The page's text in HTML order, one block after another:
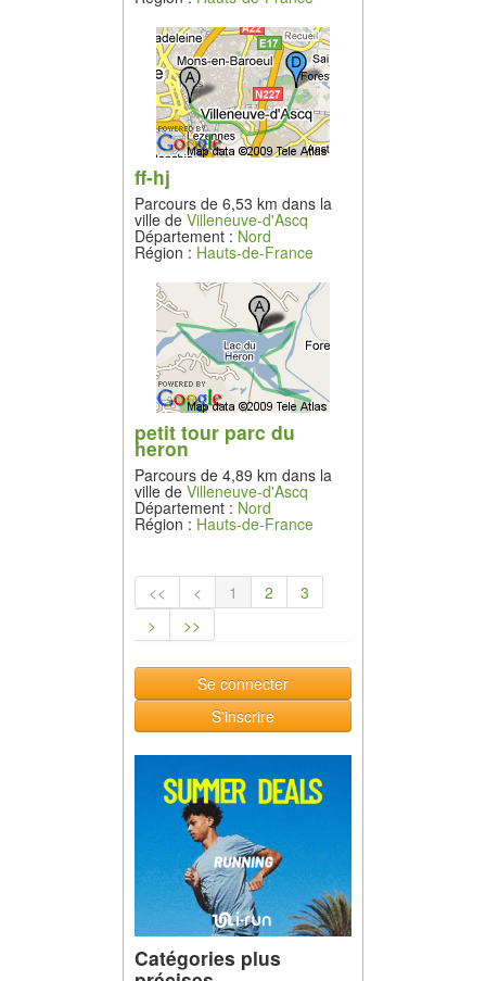
ff-hj
Parcours de 6,53 km dans la
ville de Villeneuve-d'Ascq
Département : Nord
Région : Hauts-de-France
petit tour parc du
heron
Parcours de 4,89 km dans la
ville de Villeneuve-d'Ascq
Département : Nord
Région : Hauts-de-France
<< < 1 2
3
>
>>
Se connecter
S'inscrire
Catégories plus